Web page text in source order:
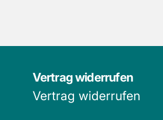
Vertrag widerrufen
Vertrag widerrufen